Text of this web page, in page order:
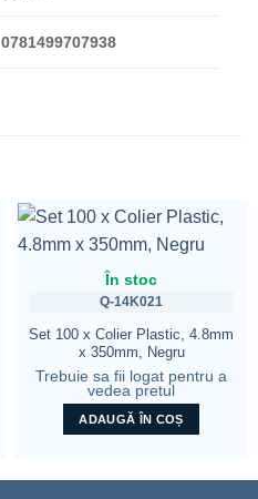
0781499707938
În stoc
Q-14K021
Set 100 x Colier Plastic, 4.8mm
x 350mm, Negru
Trebuie sa fii logat pentru a
vedea pretul
ADAUGĂ ÎN COȘ